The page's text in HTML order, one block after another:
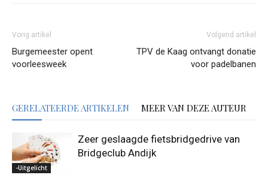
Vorig artikel
Burgemeester opent
voorleesweek
Volgend artikel
TPV de Kaag ontvangt donatie
voor padelbanen
GERELATEERDE ARTIKELEN MEER VAN DEZE AUTEUR
-Uitgelicht
Zeer geslaagde fietsbridgedrive van
Bridgeclub Andijk